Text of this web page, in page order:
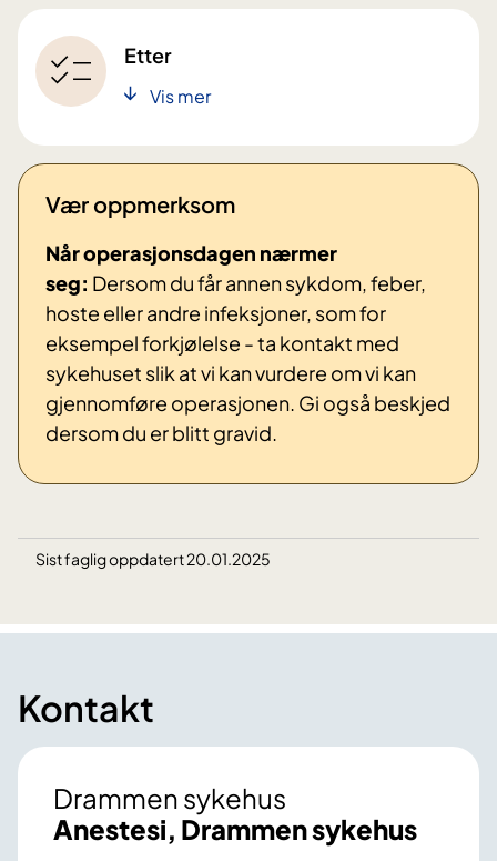
Etter
Vis mer
Vær oppmerksom
Når operasjonsdagen nærmer
seg: Dersomdu fårannen sykdom, feber,
hoste eller andre infeksjoner, som for
eksempel forkjølelse - ta kontakt med
sykehuset slik at vi kan vurdere om vi kan
gjennomføre operasjonen. Gi også beskjed
dersom du er blitt gravid.
Sist faglig oppdatert 20.01.2025
Kontakt
Drammen sykehus
Anestesi, Drammen sykehus